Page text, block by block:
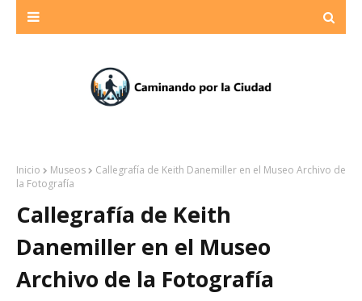
Inicio Museos
Callegrafía de Keith Danemiller en el Museo Archivo de
la Fotografía
Callegrafía de Keith
Danemiller en el Museo
Archivo de la Fotografía